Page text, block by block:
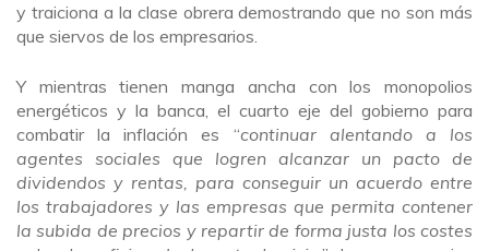
y traiciona a la clase obrera demostrando que no son más
que siervos de los empresarios.
Y mientras tienen manga ancha con los monopolios
energéticos y la banca, el cuarto eje del gobierno para
combatir la inflación es “continuar alentando a los
agentes sociales que logren alcanzar un pacto de
dividendos y rentas, para conseguir un acuerdo entre
los trabajadores y las empresas que permita contener
la subida de precios y repartir de forma justa los costes